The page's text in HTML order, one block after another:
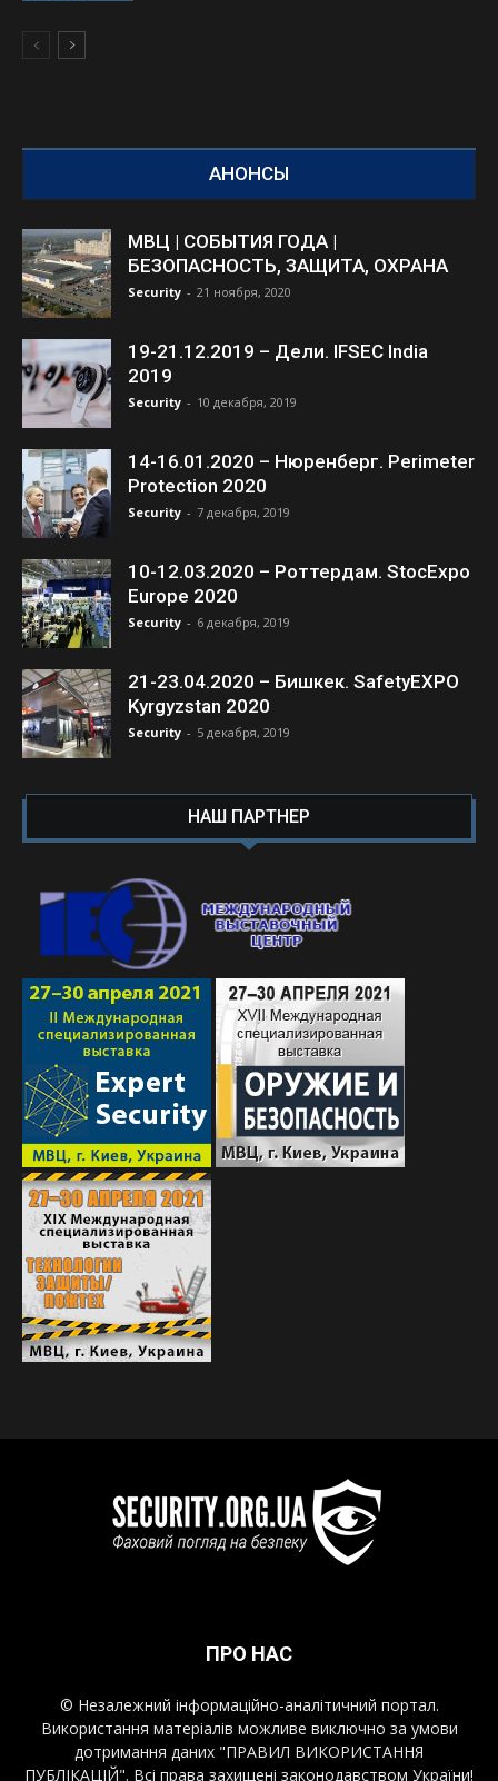
АНОНСЫ
МВЦ | СОБЫТИЯ ГОДА |
БЕЗОПАСНОСТЬ, ЗАЩИТА, ОХРАНА
Security - 21 ноября, 2020
19-21.12.2019 – Дели. IFSEC India
2019
Security - 10 декабря, 2019
14-16.01.2020 – Нюренберг. Perimeter
Protection 2020
Security - 7 декабря, 2019
10-12.03.2020 – Роттердам. StocExpo
Europe 2020
Security - 6 декабря, 2019
21-23.04.2020 – Бишкек. SafetyEXPO
Kyrgyzstan 2020
Security - 5 декабря, 2019
НАШ ПАРТНЕР
ПРО НАС
© Незалежний інформаційно-аналітичний портал.
Використання матеріалів можливе виключно за умови
дотримання даних "ПРАВИЛ ВИКОРИСТАННЯ
ПУБЛІКАЦІЙ". Всі права захищені законодавством України!